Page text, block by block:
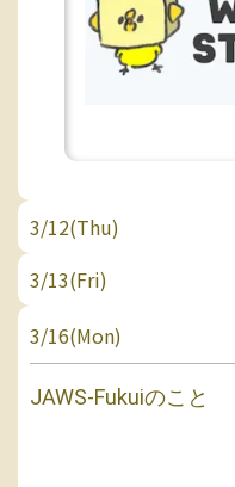
3/12(Thu)
3/13(Fri)
3/16(Mon)
JAWS-Fukuiのこと